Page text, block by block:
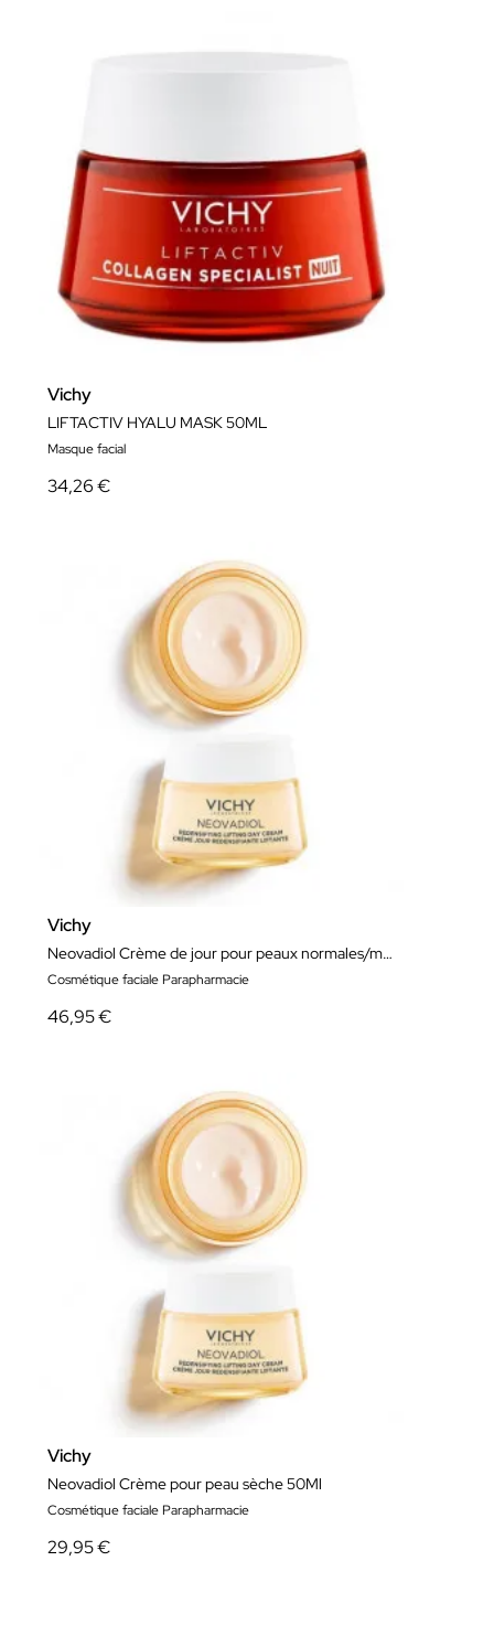
Vichy
LIFTACTIV HYALU MASK 50ML
Masque facial
34,26 €
Vichy
Neovadiol Crème de jour pour peaux normales/mixtes 50Ml
Cosmétique faciale Parapharmacie
46,95 €
Vichy
Neovadiol Crème pour peau sèche 50Ml
Cosmétique faciale Parapharmacie
29,95 €